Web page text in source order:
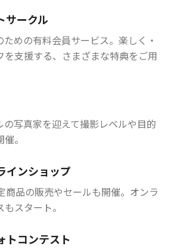
サークル
めの有料会員サービス。楽しく・
を支援する、さまざまな特典をご用
の写真家を迎えて撮影レベルや目的
。
インショップ
商品の販売やセールも開催。オンラ
スタート。
トコンテスト